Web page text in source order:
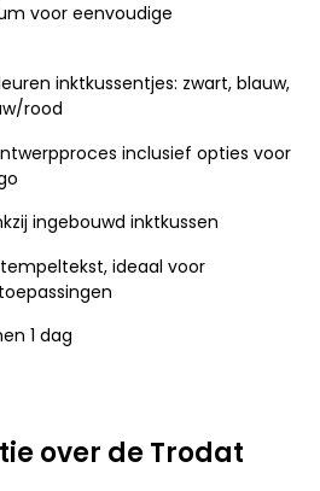
voor eenvoudige
inktkussentjes: zwart, blauw,
rood
inclusief opties voor
ingebouwd inktkussen
ideaal voor
1 dag
over de Trodat